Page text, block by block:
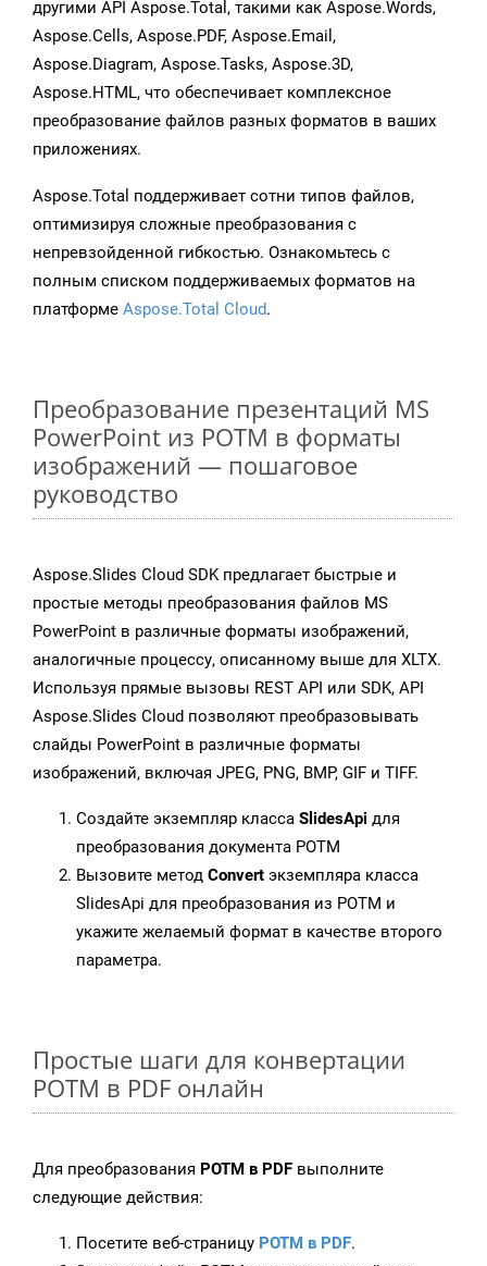
другими API Aspose.Total, такими как Aspose.Words,
Aspose.Cells, Aspose.PDF, Aspose.Email,
Aspose.Diagram, Aspose.Tasks, Aspose.3D,
Aspose.HTML, что обеспечивает комплексное
преобразование файлов разных форматов в ваших
приложениях.
Aspose.Total поддерживает сотни типов файлов,
оптимизируя сложные преобразования с
непревзойденной гибкостью. Ознакомьтесь с
полным списком поддерживаемых форматов на
платформе Aspose.Total Cloud.
Преобразование презентаций MS
PowerPoint из POTM в форматы
изображений — пошаговое
руководство
Aspose.Slides Cloud SDK предлагает быстрые и
простые методы преобразования файлов MS
PowerPoint в различные форматы изображений,
аналогичные процессу, описанному выше для XLTX.
Используя прямые вызовы REST API или SDK, API
Aspose.Slides Cloud позволяют преобразовывать
слайды PowerPoint в различные форматы
изображений, включая JPEG, PNG, BMP, GIF и TIFF.
Создайте экземпляр класса SlidesApi для
преобразования документа POTM
Вызовите метод Convert экземпляра класса
SlidesApi для преобразования из POTM и
укажите желаемый формат в качестве второго
параметра.
Простые шаги для конвертации
POTM в PDF онлайн
Для преобразования POTM в PDF выполните
следующие действия:
Посетите веб-страницу POTM в PDF.